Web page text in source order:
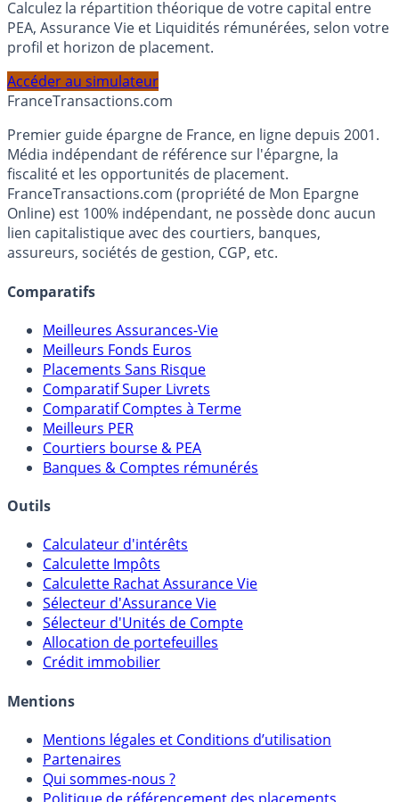
Simulateur d'Allocation
Calculez la répartition théorique de votre capital entre
profil et horizon de placement.
FranceTransactions.com
Premier guide épargne de France, en ligne depuis 2001.
Média indépendant de référence sur l'épargne, la
fiscalité et les opportunités de placement.
FranceTransactions.com (propriété de Mon Epargne
Online) est 100% indépendant, ne possède donc aucun
assureurs, sociétés de gestion, CGP, etc.
Comparatifs
Meilleures Assurances-Vie
Meilleurs Fonds Euros
Placements Sans Risque
Comparatif Super Livrets
Comparatif Comptes à Terme
Meilleurs PER
Banques & Comptes rémunérés
Outils
Calculateur d'intérêts
Calculette Impôts
Calculette Rachat Assurance Vie
Sélecteur d'Assurance Vie
Sélecteur d'Unités de Compte
Crédit immobilier
Mentions
Mentions légales et Conditions d’utilisation
Partenaires